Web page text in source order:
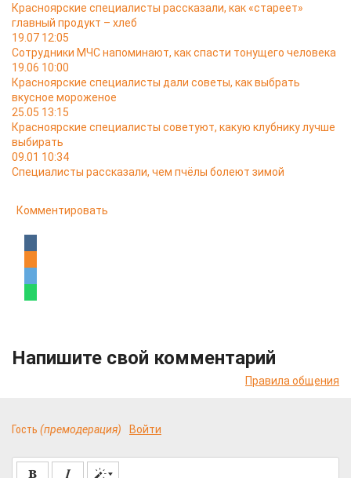
Красноярские специалисты рассказали, как «стареет»
главный продукт – хлеб
19.07 12:05
Сотрудники МЧС напоминают, как спасти тонущего человека
19.06 10:00
Красноярские специалисты дали советы, как выбрать
вкусное мороженое
25.05 13:15
Красноярские специалисты советуют, какую клубнику лучше
выбирать
09.01 10:34
Специалисты рассказали, чем пчёлы болеют зимой
Комментировать
Напишите свой комментарий
Правила общения
Гость (премодерация) Войти